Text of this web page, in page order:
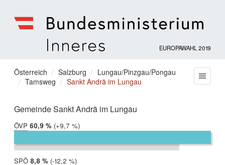
für
Inneres
EUROPAWAHL 2019
Sie
befinden
hier:
Österreich Salzburg
Lungau/Pinzgau/Pongau
Tamsweg
Sankt Andrä im Lungau
Gemeinde Sankt Andrä im Lungau
ÖVP 2019:
60,9 %
2014:
51,2 %
Differenz:
+9,7 %
SPÖ 2019:
8,8 % Differenz:
-12,2 %